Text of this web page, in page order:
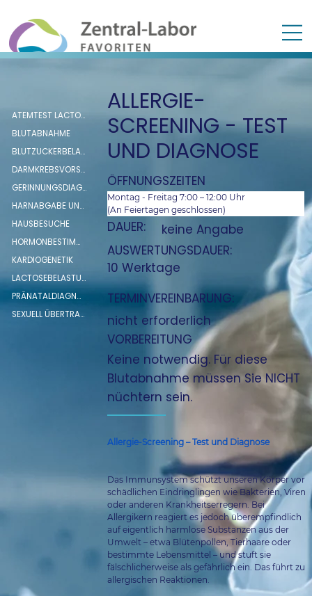
ATEMTEST LACTOSE- UND FRUCTOSEINTOLERANZ
BLUTABNAHME
BLUTZUCKERBELASTUNG (oGTT)
DARMKREBSVORSORGE (FIT SCREENING TEST)
GERINNUNGSDIAGNOSTIK
HARNABGABE UNTER SICHT
HAUSBESUCHE
HORMONBESTIMMUNG: RENIN, ALDOSTERON, ADRENALIN UND NORADRENALIN
KARDIOGENETIK
LACTOSEBELASTUNG
PRÄNATALDIAGNOSTIK
SEXUELL ÜBERTRAGBARE KRANKHEITEN
ALLERGIE-
SCREENING - TEST
UND DIAGNOSE
ÖFFNUNGSZEITEN
Montag - Freitag 7:00 – 12:00 Uhr
(An Feiertagen geschlossen)
DAUER:
keine Angabe
AUSWERTUNGSDAUER:
10 Werktage
TERMINVEREINBARUNG:
nicht erforderlich
VORBEREITUNG
Keine notwendig. Für diese
Blutabnahme müssen Sie NICHT
nüchtern sein.
Allergie-Screening – Test und Diagnose
Das Immunsystem schützt unseren Körper vor
schädlichen Eindringlingen wie Bakterien, Viren
oder anderen Krankheitserregern. Bei
Allergikern reagiert es jedoch überempfindlich
auf eigentlich harmlose Substanzen aus der
Umwelt – etwa Blütenpollen, Tierhaare oder
bestimmte Lebensmittel – und stuft sie
fälschlicherweise als gefährlich ein. Das führt zu
allergischen Reaktionen.